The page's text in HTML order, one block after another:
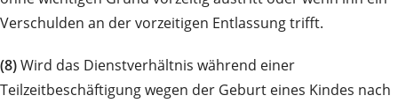
Verschulden an der vorzeitigen Entlassung trifft.
(8)Wird das Dienstverhältnis während einer
Teilzeitbeschäftigung wegen der Geburt eines Kindes nach